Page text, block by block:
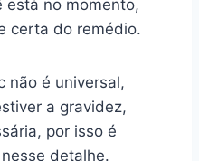
está no momento,
certa do remédio.
não é universal,
a gravidez,
por isso é
detalhe.